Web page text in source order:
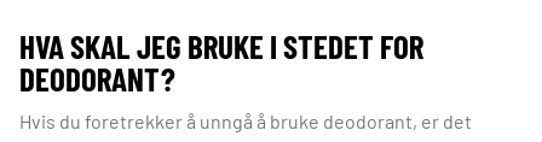
HVA SKAL JEG BRUKE I STEDET FOR
DEODORANT?
Hvis du foretrekker å unngå å bruke deodorant, er det